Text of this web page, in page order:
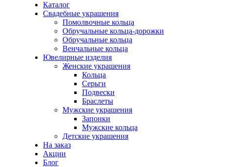
Каталог
Свадебные украшения
Помолвочные кольца
Обручальные кольца-дорожки
Обручальные кольца
Венчальные кольца
Ювелирные изделия
Женские украшения
Кольца
Серьги
Подвески
Браслеты
Мужские украшения
Запонки
Мужские кольца
Детские украшения
На заказ
Акции
Блог